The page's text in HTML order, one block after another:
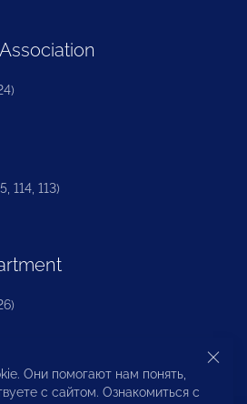
114, 113)
Rights Protection
Они помогают нам понять,
с сайтом. Ознакомиться с